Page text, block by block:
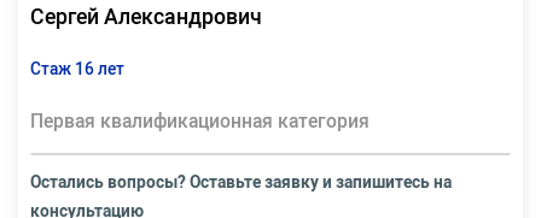
Сергей Александрович
Стаж 16 лет
Первая квалификационная категория
Остались вопросы? Оставьте заявку и запишитесь на
консультацию